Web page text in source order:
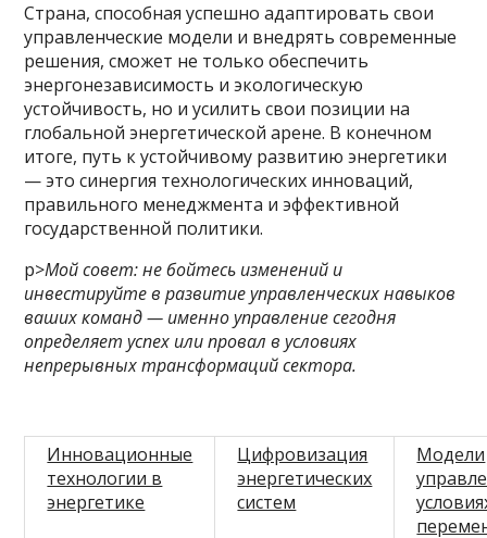
Страна, способная успешно адаптировать свои
управленческие модели и внедрять современные
решения, сможет не только обеспечить
энергонезависимость и экологическую
устойчивость, но и усилить свои позиции на
глобальной энергетической арене. В конечном
итоге, путь к устойчивому развитию энергетики
— это синергия технологических инноваций,
правильного менеджмента и эффективной
государственной политики.
p>Мой совет: не бойтесь изменений и
инвестируйте в развитие управленческих навыков
ваших команд — именно управление сегодня
определяет успех или провал в условиях
непрерывных трансформаций сектора.
Инновационные
технологии в
энергетике
Цифровизация
энергетических
систем
Модели